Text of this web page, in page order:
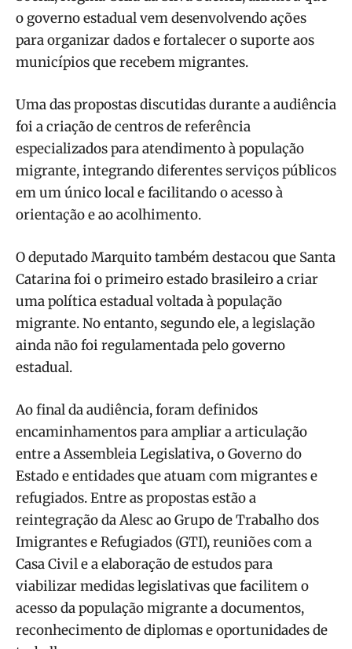
o governo estadual vem desenvolvendo ações
para organizar dados e fortalecer o suporte aos
municípios que recebem migrantes.
Uma das propostas discutidas durante a audiência
foi a criação de centros de referência
especializados para atendimento à população
migrante, integrando diferentes serviços públicos
em um único local e facilitando o acesso à
orientação e ao acolhimento.
O deputado Marquito também destacou que Santa
Catarina foi o primeiro estado brasileiro a criar
uma política estadual voltada à população
migrante. No entanto, segundo ele, a legislação
ainda não foi regulamentada pelo governo
estadual.
Ao final da audiência, foram definidos
encaminhamentos para ampliar a articulação
entre a Assembleia Legislativa, o Governo do
Estado e entidades que atuam com migrantes e
refugiados. Entre as propostas estão a
reintegração da Alesc ao Grupo de Trabalho dos
Imigrantes e Refugiados (GTI), reuniões com a
Casa Civil e a elaboração de estudos para
viabilizar medidas legislativas que facilitem o
acesso da população migrante a documentos,
reconhecimento de diplomas e oportunidades de